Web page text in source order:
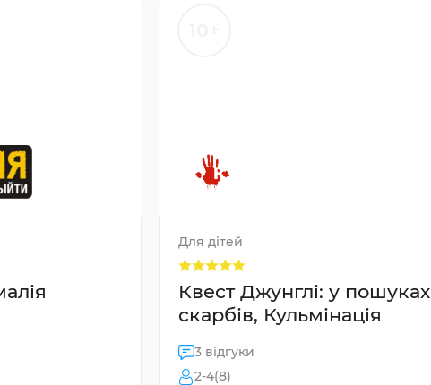
Для дітей
Квест Джунглі: у пошуках
скарбів, Кульмінація
3 відгуки
2-4(8)